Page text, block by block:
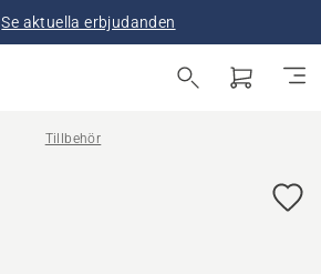
Se aktuella erbjudanden
Tillbehör